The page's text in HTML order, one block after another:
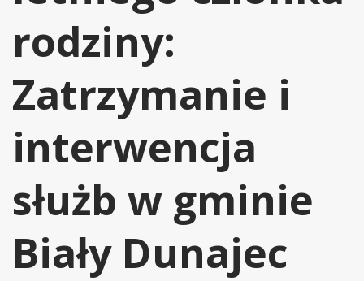
rodziny:
Zatrzymanie i
interwencja
służb w gminie
Biały Dunajec